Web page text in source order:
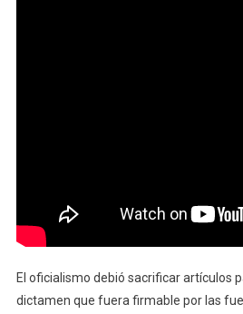
El oficialismo debió sacrificar artículos
dictamen que fuera firmable por las